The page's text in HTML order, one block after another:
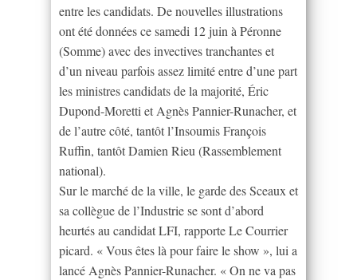
entre les candidats. De nouvelles illustrations
ont été données ce samedi 12 juin à Péronne
(Somme) avec des invectives tranchantes et
d’un niveau parfois assez limité entre d’une part
les ministres candidats de la majorité, Éric
Dupond-Moretti et Agnès Pannier-Runacher, et
de l’autre côté, tantôt l’Insoumis François
Ruffin, tantôt Damien Rieu (Rassemblement
national).
Sur le marché de la ville, le garde des Sceaux et
sa collègue de l’Industrie se sont d’abord
heurtés au candidat LFI, rapporte Le Courrier
picard. « Vous êtes là pour faire le show », lui a
lancé Agnès Pannier-Runacher. « On ne va pas